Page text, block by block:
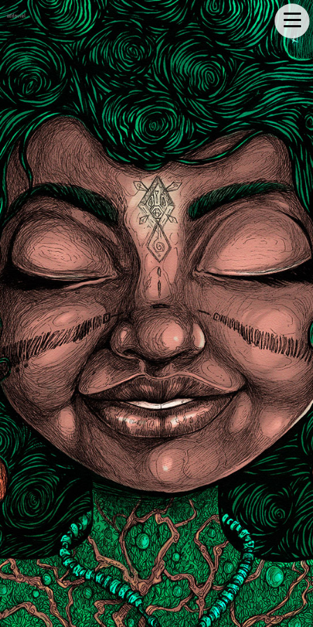
eddaviel